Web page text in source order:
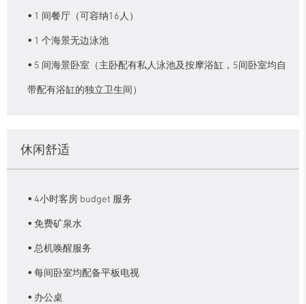
1 间餐厅（可容纳16人）
1 个海景无边泳池
5 间海景卧室（主卧配有私人泳池及按摩浴缸，5间卧室均自
带配有浴缸的独立卫生间）
休闲舒适
4小时客房 budget 服务
免费矿泉水
总机唤醒服务
每间卧室均配备平板电视
办公桌